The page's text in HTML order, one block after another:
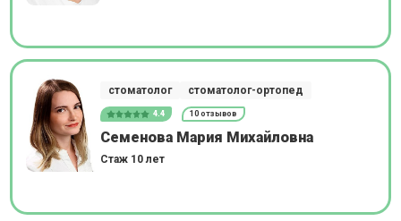
стоматолог стоматолог-ортопед
4.4 10 отзывов
Семенова Мария Михайловна
Стаж 10 лет